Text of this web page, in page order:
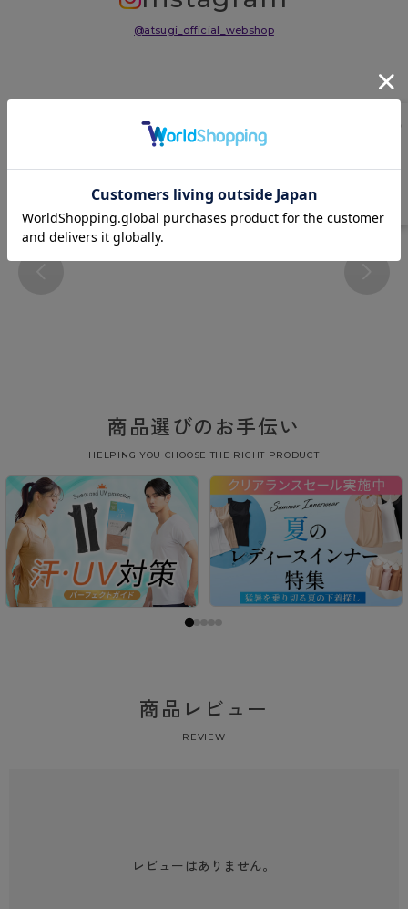
@atsugi_official_webshop
商品選びのお手伝い
HELPING YOU CHOOSE THE RIGHT PRODUCT
商品レビュー
REVIEW
レビューはありません。